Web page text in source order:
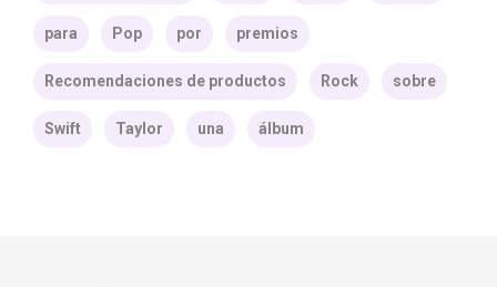
para Pop por premios
Recomendaciones de productos Rock sobre
Swift Taylor una álbum